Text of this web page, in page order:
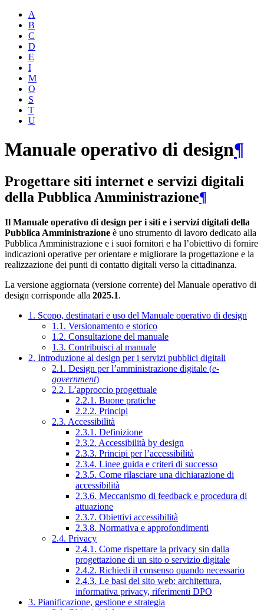
A
B
C
D
E
I
M
O
S
T
U
Manuale operativo di design¶
Progettare siti internet e servizi digitali
della Pubblica Amministrazione¶
Il Manuale operativo di design per i siti e i servizi digitali della
Pubblica Amministrazione è uno strumento di lavoro dedicato alla
Pubblica Amministrazione e i suoi fornitori e ha l’obiettivo di fornire
indicazioni operative per orientare e migliorare la progettazione e la
realizzazione dei punti di contatto digitali verso la cittadinanza.
La versione aggiornata (versione corrente) del Manuale operativo di
design corrisponde alla 2025.1.
1. Scopo, destinatari e uso del Manuale operativo di design
1.1. Versionamento e storico
1.2. Consultazione del manuale
1.3. Contribuisci al manuale
2. Introduzione al design per i servizi pubblici digitali
2.1. Design per l’amministrazione digitale (e-
government)
2.2. L’approccio progettuale
2.2.1. Buone pratiche
2.2.2. Principi
2.3. Accessibilità
2.3.1. Definizione
2.3.2. Accessibilità by design
2.3.3. Principi per l’accessibilità
2.3.4. Linee guida e criteri di successo
2.3.5. Come rilasciare una dichiarazione di
accessibilità
2.3.6. Meccanismo di feedback e procedura di
attuazione
2.3.7. Obiettivi accessibilità
2.3.8. Normativa e approfondimenti
2.4. Privacy
2.4.1. Come rispettare la privacy sin dalla
progettazione di un sito o servizio digitale
2.4.2. Richiedi il consenso quando necessario
2.4.3. Le basi del sito web: architettura,
informativa privacy, riferimenti DPO
3. Pianificazione, gestione e strategia